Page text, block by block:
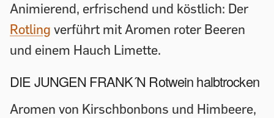
Animierend, erfrischend und köstlich: Der
Rotling verführt mit Aromen roter Beeren
und einem Hauch Limette.
DIE JUNGEN FRANK´N Rotwein halbtrocken
Aromen von Kirschbonbons und Himbeere,